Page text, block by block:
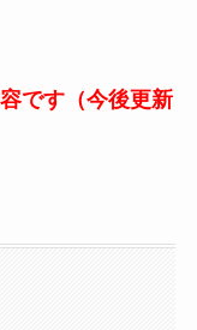
です（今後更新